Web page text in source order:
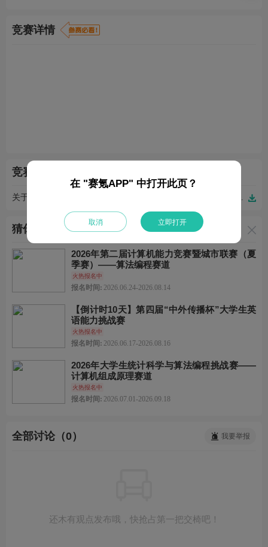
竞赛详情
竞赛附件（1）
关于举办2023全国（宁波）高校会展创意设计大赛的通知.pdf.pdf
猜你喜欢
2026年第二届计算机能力竞赛暨城市联赛（夏
季赛）——算法编程赛道
火热报名中
报名时间: 2026.06.24-2026.08.14
【倒计时10天】第四届“中外传播杯”大学生英
语能力挑战赛
火热报名中
报名时间: 2026.06.17-2026.08.16
2026年大学生统计科学与算法编程挑战赛——
计算机组成原理赛道
火热报名中
报名时间: 2026.07.01-2026.09.18
全部讨论（0） 我要举报
还木有观点发布哦，快抢占第一把交椅吧！
在 "赛氪APP" 中打开此页？
取消 立即打开